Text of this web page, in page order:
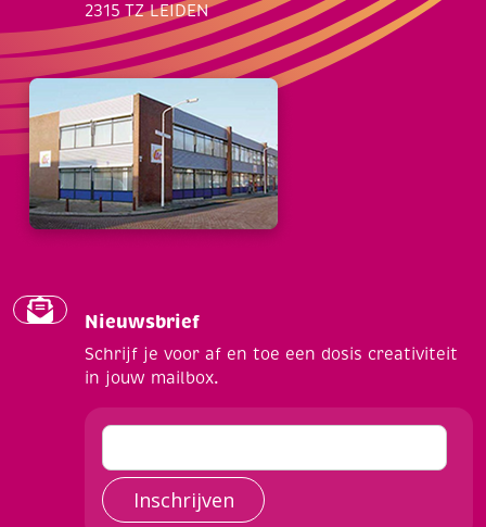
2315 TZ LEIDEN
Nieuwsbrief
Schrijf je voor af en toe een dosis creativiteit
in jouw mailbox.
Inschrijven